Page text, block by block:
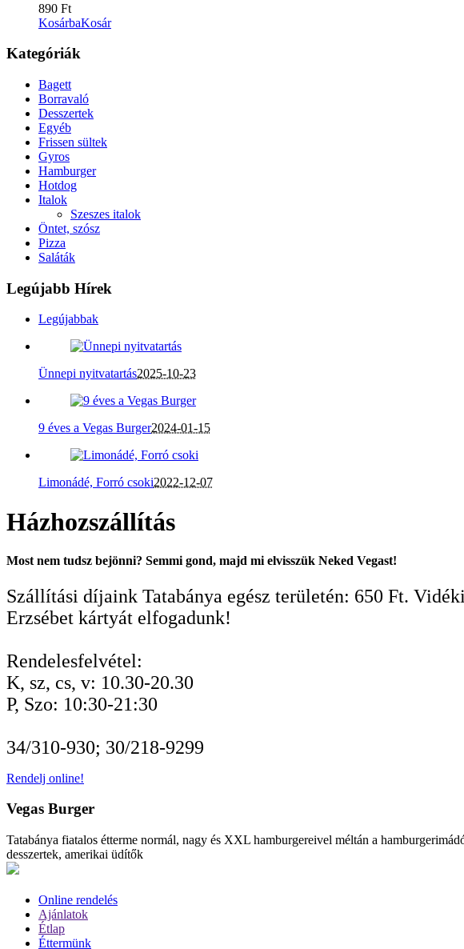
890 Ft
KosárbaKosár
Kategóriák
Bagett
Borravaló
Desszertek
Egyéb
Frissen sültek
Gyros
Hamburger
Hotdog
Italok
Szeszes italok
Öntet, szósz
Pizza
Saláták
Legújabb Hírek
Legújabbak
Ünnepi nyitvatartás2025-10-23
9 éves a Vegas Burger2024-01-15
Limonádé, Forró csoki2022-12-07
Házhozszállítás
Most nem tudsz bejönni? Semmi gond, majd mi elvisszük Neked Vegast!
Szállítási díjaink Tatabánya egész területén: 650 Ft.
Erzsébet kártyát elfogadunk!
Rendelesfelvétel:
K, sz, cs, v: 10.30-20.30
P, Szo: 10:30-21:30
34/310-930; 30/218-9299
Rendelj online!
Vegas Burger
Tatabánya fiatalos étterme normál, nagy és XXL hamburgereivel méltán a
desszertek, amerikai üdítők
Online rendelés
Ajánlatok
Étlap
Éttermünk